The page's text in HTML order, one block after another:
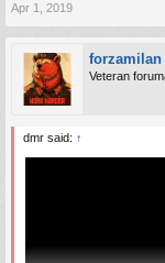
Apr 1, 2019
forzamilan
Veteran
dmr said: ↑